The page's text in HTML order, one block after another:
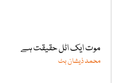
موت ایک اٹل حقیقت ہے
محمد ذیشان بٹ